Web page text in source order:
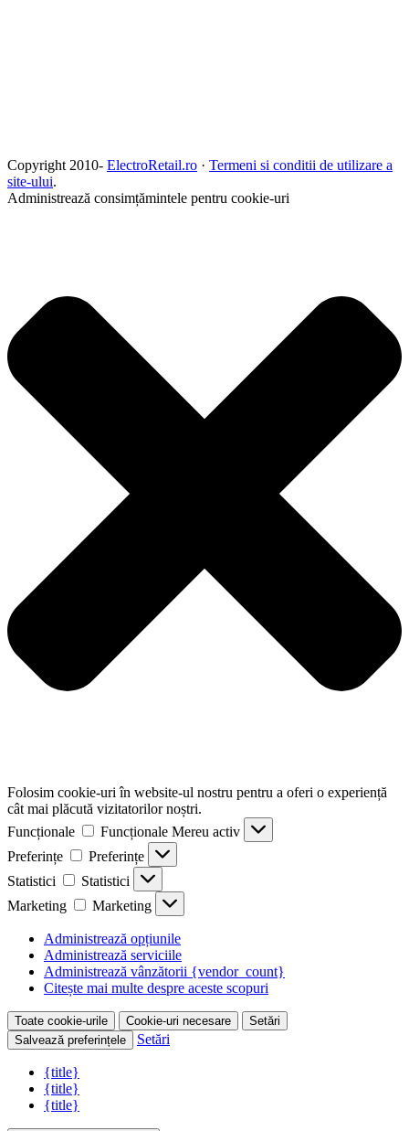
Copyright 2010- ElectroRetail.ro · Termeni si conditii de utilizare a
site-ului.
Administrează consimțămintele pentru cookie-uri
Folosim cookie-uri în website-ul nostru pentru a oferi o experiență
cât mai plăcută vizitatorilor noștri.
Funcționale
Funcționale Mereu activ
Preferințe
Preferințe
Statistici
Statistici
Marketing
Marketing
Administrează opțiunile
Administrează serviciile
Administrează vânzătorii {vendor_count}
Citește mai multe despre aceste scopuri
Toate cookie-urile Cookie-uri necesare
Setări
Salvează preferințele
Setări
{title}
{title}
{title}